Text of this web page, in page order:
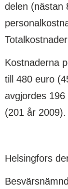
delen (nästan
Kostnaderna
till 480 euro
avgjordes
(201 år 2009).
Helsingfors